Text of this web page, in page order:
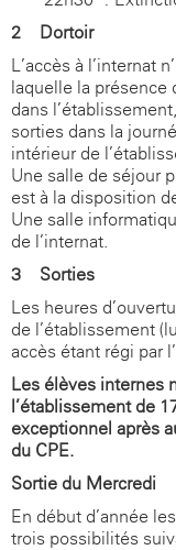
2 - Dortoir
L’accès à l’internat
laquelle la présence
dans
sorties dans la
intérieur de
Une salle de séjour
est à la disposition
Une salle
de l’internat.
3 - Sorties
Les heures
de l’établissement
accès étant régi par
Les élèves internes
l’établissement de
exceptionnel après
du CPE.
Sortie du Mercredi
En début d’année
trois possibilités